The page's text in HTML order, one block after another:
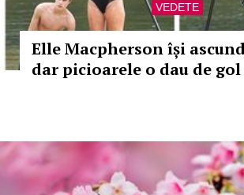
VEDETE
Elle Macpherson își
dar picioarele o dau de gol